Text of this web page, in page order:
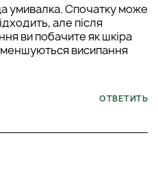
умивалка. Спочатку може
але після
ви побачите як шкіра
висипання
ОТВЕТИТЬ